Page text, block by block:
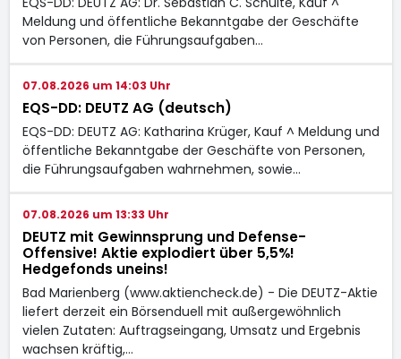
Meldung und öffentliche Bekanntgabe der Geschäfte
von Personen, die Führungsaufgaben…
07.08.2026 um 14:03 Uhr
EQS-DD: DEUTZ AG (deutsch)
EQS-DD: DEUTZ AG: Katharina Krüger, Kauf ^ Meldung und
öffentliche Bekanntgabe der Geschäfte von Personen,
die Führungsaufgaben wahrnehmen, sowie…
07.08.2026 um 13:33 Uhr
DEUTZ mit Gewinnsprung und Defense-
Offensive! Aktie explodiert über 5,5%!
Hedgefonds uneins!
Bad Marienberg (www.aktiencheck.de) - Die DEUTZ-Aktie
liefert derzeit ein Börsenduell mit außergewöhnlich
vielen Zutaten: Auftragseingang, Umsatz und Ergebnis
wachsen kräftig,…